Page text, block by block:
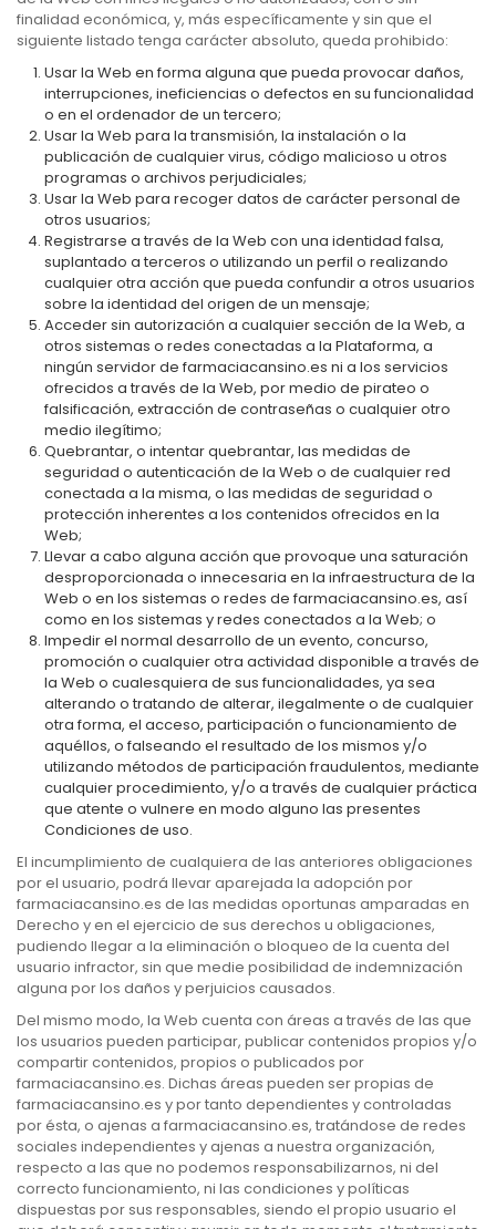
finalidad económica, y, más específicamente y sin que el
siguiente listado tenga carácter absoluto, queda prohibido:
Usar la Web en forma alguna que pueda provocar daños,
interrupciones, ineficiencias o defectos en su funcionalidad
o en el ordenador de un tercero;
Usar la Web para la transmisión, la instalación o la
publicación de cualquier virus, código malicioso u otros
programas o archivos perjudiciales;
Usar la Web para recoger datos de carácter personal de
otros usuarios;
Registrarse a través de la Web con una identidad falsa,
suplantado a terceros o utilizando un perfil o realizando
cualquier otra acción que pueda confundir a otros usuarios
sobre la identidad del origen de un mensaje;
Acceder sin autorización a cualquier sección de la Web, a
otros sistemas o redes conectadas a la Plataforma, a
ningún servidor de farmaciacansino.es ni a los servicios
ofrecidos a través de la Web, por medio de pirateo o
falsificación, extracción de contraseñas o cualquier otro
medio ilegítimo;
Quebrantar, o intentar quebrantar, las medidas de
seguridad o autenticación de la Web o de cualquier red
conectada a la misma, o las medidas de seguridad o
protección inherentes a los contenidos ofrecidos en la
Web;
Llevar a cabo alguna acción que provoque una saturación
desproporcionada o innecesaria en la infraestructura de la
Web o en los sistemas o redes de farmaciacansino.es, así
como en los sistemas y redes conectados a la Web; o
Impedir el normal desarrollo de un evento, concurso,
promoción o cualquier otra actividad disponible a través de
la Web o cualesquiera de sus funcionalidades, ya sea
alterando o tratando de alterar, ilegalmente o de cualquier
otra forma, el acceso, participación o funcionamiento de
aquéllos, o falseando el resultado de los mismos y/o
utilizando métodos de participación fraudulentos, mediante
cualquier procedimiento, y/o a través de cualquier práctica
que atente o vulnere en modo alguno las presentes
Condiciones de uso.
El incumplimiento de cualquiera de las anteriores obligaciones
por el usuario, podrá llevar aparejada la adopción por
farmaciacansino.es de las medidas oportunas amparadas en
Derecho y en el ejercicio de sus derechos u obligaciones,
pudiendo llegar a la eliminación o bloqueo de la cuenta del
usuario infractor, sin que medie posibilidad de indemnización
alguna por los daños y perjuicios causados.
Del mismo modo, la Web cuenta con áreas a través de las que
los usuarios pueden participar, publicar contenidos propios y/o
compartir contenidos, propios o publicados por
farmaciacansino.es. Dichas áreas pueden ser propias de
farmaciacansino.es y por tanto dependientes y controladas
por ésta, o ajenas a farmaciacansino.es, tratándose de redes
sociales independientes y ajenas a nuestra organización,
respecto a las que no podemos responsabilizarnos, ni del
correcto funcionamiento, ni las condiciones y políticas
dispuestas por sus responsables, siendo el propio usuario el